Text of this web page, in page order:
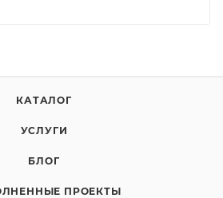
КАТАЛОГ
УСЛУГИ
БЛОГ
ПРОЕКТЫ